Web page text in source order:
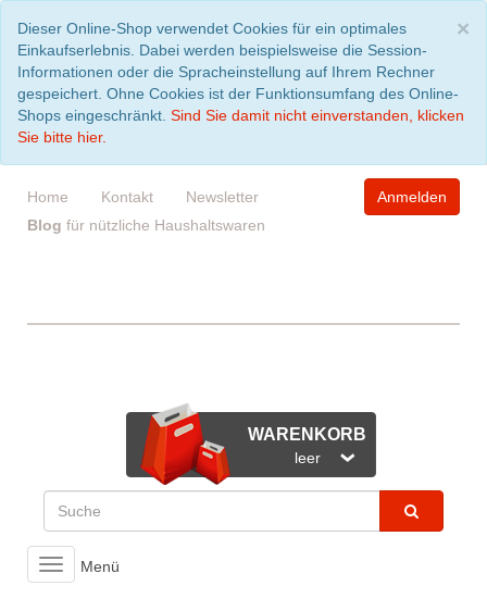
×
Dieser Online-Shop verwendet Cookies für ein optimales
Einkaufserlebnis. Dabei werden beispielsweise die Session-
Informationen oder die Spracheinstellung auf Ihrem Rechner
gespeichert. Ohne Cookies ist der Funktionsumfang des Online-
Shops eingeschränkt. Sind Sie damit nicht einverstanden, klicken
Sie bitte hier.
Home Kontakt
Newsletter
Blog für nützliche Haushaltswaren
Anmelden
WARENKORB
leer
Toggle
navigation
Menü